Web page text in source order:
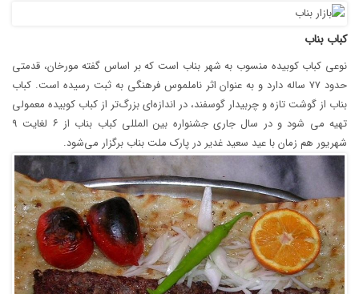
کباب بناب
نوعی کباب کوبیده منسوب به شهر بناب است که بر اساس گفته مورخان، قدمتی
حدود ۷۷ ساله دارد و به عنوان اثر ناملموس فرهنگی به ثبت رسیده است. کباب
بناب از گوشت تازه و چربیدار گوسفند، در اندازه‌ای بزرگ‌تر از کباب کوبیده معمولی
تهیه می‎ شود و در سال جاری جشنواره بین المللی کباب بناب از ۶ لغایت ۹
شهریور هم زمان با عید سعید غدیر در پارک ملت بناب برگزار می‌شود.